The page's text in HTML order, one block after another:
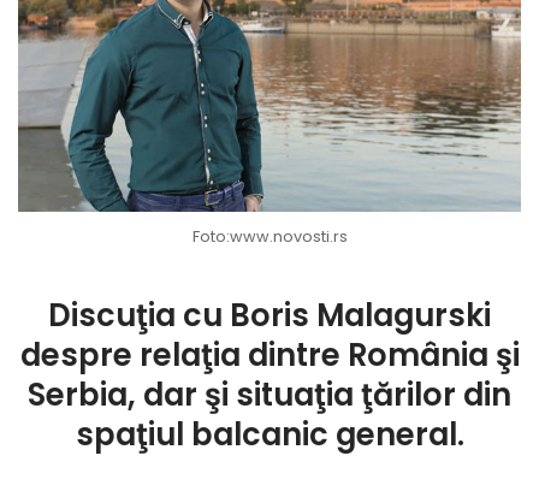
Foto:www.novosti.rs
Discuţia cu Boris Malagurski
despre relaţia dintre România şi
Serbia, dar şi situaţia ţărilor din
spaţiul balcanic general.